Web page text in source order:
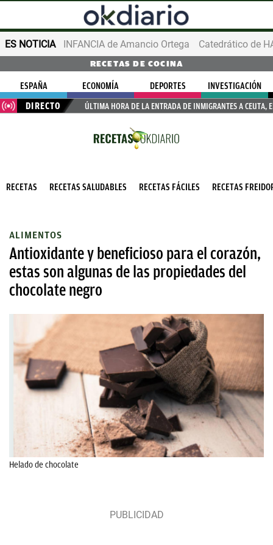
ES NOTICIA INFANCIA de Amancio Ortega
RECETAS DE COCINA
ESPAÑA ECONOMÍA DEPORTES
INVESTIGACIÓN
DIRECTO
ÚLTIMA HORA DE LA ENTRADA DE INMIGRANTES A CEUTA,
RECETAS RECETAS SALUDABLES RECETAS FÁCILES RECETAS
ALIMENTOS
Antioxidante y beneficioso para el corazón,
estas son algunas de las propiedades del
chocolate negro
Helado de chocolate